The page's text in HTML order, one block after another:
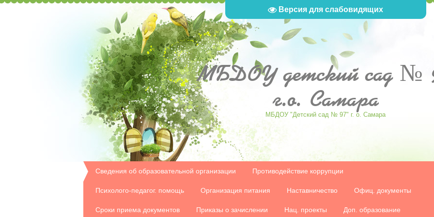
Версия для слабовидящих
МБДОУдетский сад №
г.о. Самара
МБДОУ "Детский сад № 97" г. о. Самара
Сведения об образовательной организации Противодействие коррупции
Психолого-педагог. помощь Организация питания Наставничество Офиц. документы
Сроки приема документов Приказы о зачислении Нац. проекты Доп. образование